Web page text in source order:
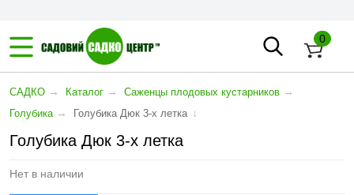
0
САДКО → Каталог → Саженцы плодовых кустарников →
Голубика → Голубика Дюк 3-х летка ↓
Голубика Дюк 3-х летка
Нет в наличии